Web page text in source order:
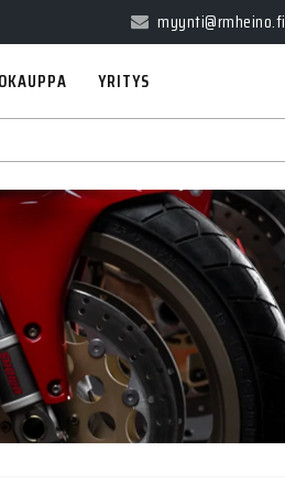
myynti@rmheino.fi
YRITYS